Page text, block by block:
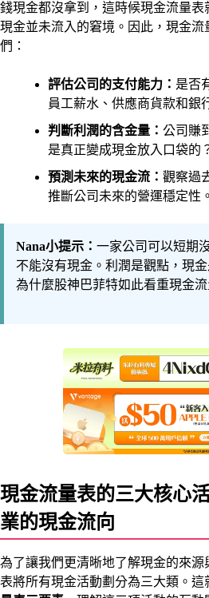
錢現金都沒拿到，這時候現金流量表
現金並未流入的窘境。因此，現金流
們：
評估公司的支付能力： 是否
員工薪水、供應商貨款和銀
判斷利潤的含金量： 公司賺
是真正變成現金放入口袋的
預測未來的現金流： 觀察過
推斷公司未來的營運穩定性。
Nana小提示： 一家公司可以短期
不能沒有現金。利潤是觀點，現
為什麼股神巴菲特如此看重現金流
現金流量表的三大核心
業的現金流向
為了讓我們更清晰地了解現金的來源
表將所有現金活動劃分為三大類。這